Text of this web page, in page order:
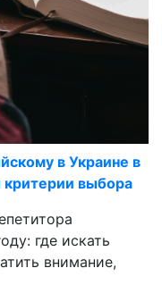
в Украине в
выбора
где искать
внимание,